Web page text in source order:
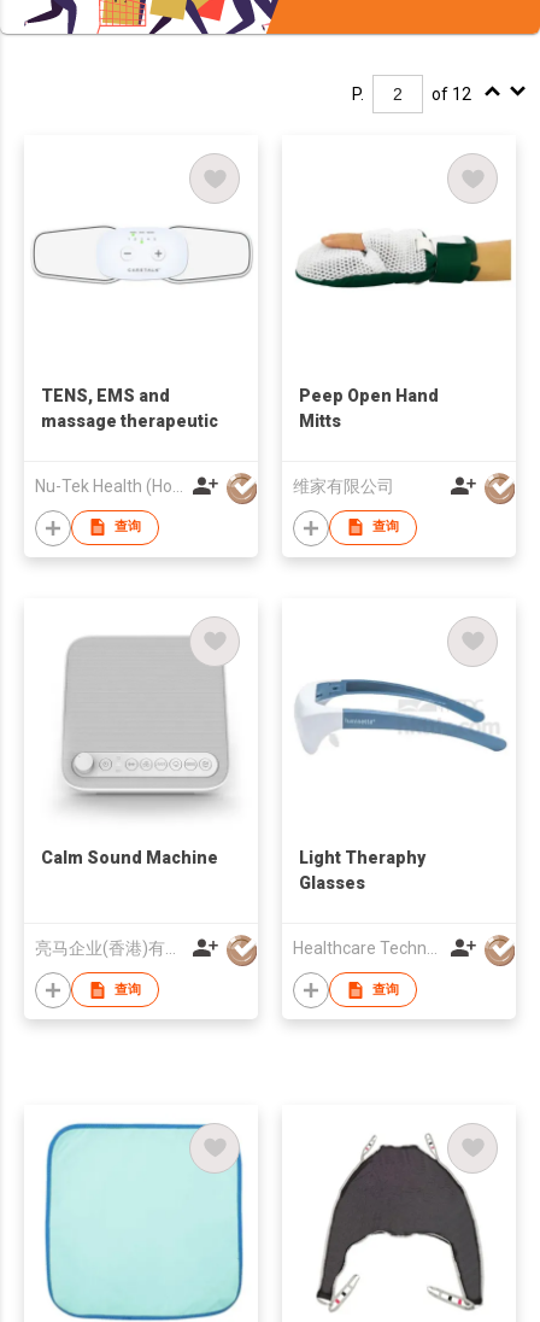
P. of 12
TENS, EMS and
massage therapeutic
查询
Peep Open Hand
Mitts
维家有限公司
查询
Calm Sound Machine
查询
Light Theraphy
Glasses
查询